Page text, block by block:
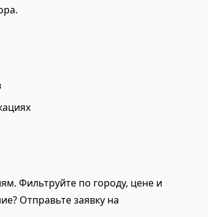
Фильтруйте по городу, цене и
Отправьте заявку на